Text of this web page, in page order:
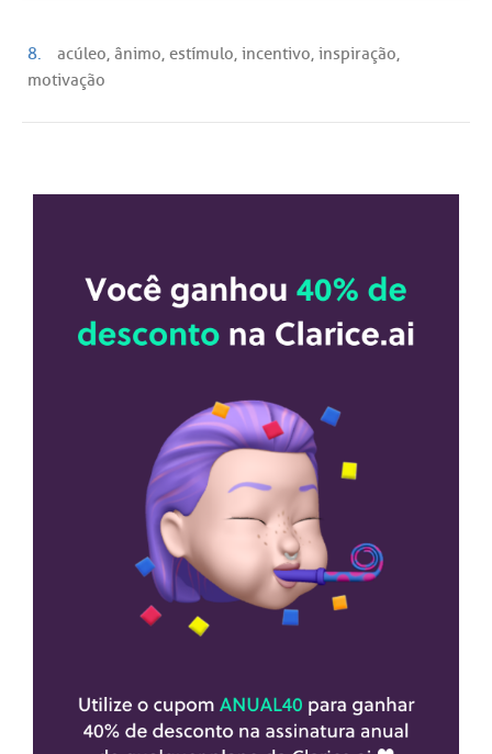
8.
acúleo, ânimo, estímulo, incentivo, inspiração,
motivação